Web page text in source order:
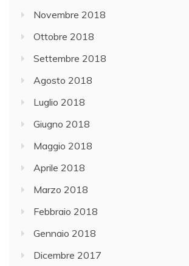
Novembre 2018
Ottobre 2018
Settembre 2018
Agosto 2018
Luglio 2018
Giugno 2018
Maggio 2018
Aprile 2018
Marzo 2018
Febbraio 2018
Gennaio 2018
Dicembre 2017